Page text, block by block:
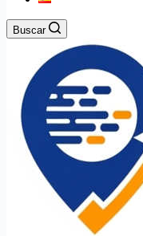
Buscar